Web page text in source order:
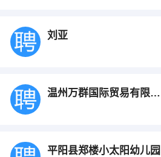
刘亚
温州万群国际贸易有限公司
平阳县郑楼小太阳幼儿园